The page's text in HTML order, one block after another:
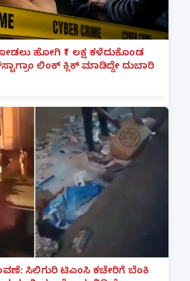
ಹೋಗಿ ₹1 ಲಕ್ಷ ಕಳೆದುಕೊಂಡ
ಲಿಂಕ್ ಕ್ಲಿಕ್ ಮಾಡಿದ್ದೇ ದುಬಾರಿ
ಸಿಲಿಗುರಿ ಟಿಎಂಸಿ ಕಚೇರಿಗೆ ಬೆಂಕಿ